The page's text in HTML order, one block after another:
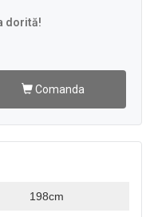
dorită!
Comanda
198cm